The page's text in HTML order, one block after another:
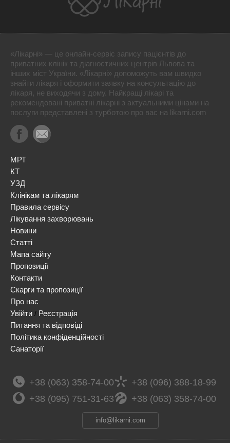
«Лікарні» — це онлайн-сервіс запису пацієнтів до
приватних клінік та діагностичних центрів Львова та
інших міст України. «Лікарні» допоможуть вам швидко
знайти лікаря і оформити заявку на консультацію до
лікаря, не виходячи з дому. Найкращі лікарі та
рекомендовані приватні лікарні з актуальними цінами на
послуги представлені з турботою про вас на likarni.com
МРТ
КТ
УЗД
Клінікам та лікарям
Правила сервісу
Лікування захворювань
Новини
Статті
Мапа сайту
Пропозиції
Контакти
Скарги та пропозиції
Про нас
Увійти / Реєстрація
Питання та відповіді
Політика конфіденційності
Санаторії
+38 (063) 358-74-00
+38 (096) 388-18-99
+38 (095) 751-31-63
+38 (063) 358-74-00
info@likarni.com